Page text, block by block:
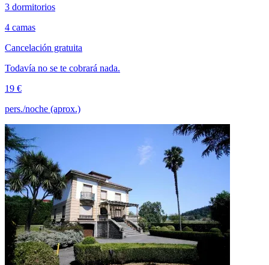
3 dormitorios
4 camas
Cancelación gratuita
Todavía no se te cobrará nada.
19 €
pers./noche (aprox.)